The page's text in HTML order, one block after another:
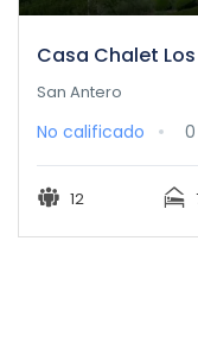
Casa Chalet
San Antero
No calificado
12